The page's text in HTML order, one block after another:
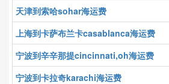
天津到索哈sohar海运费
上海到卡萨布兰卡casablanca海运费
宁波到辛辛那提cincinnati,oh海运费
宁波到卡拉奇karachi海运费